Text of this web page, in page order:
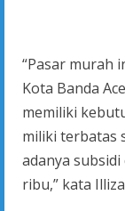
“Pasar murah
Kota Banda
memiliki
miliki terbatas
adanya
ribu,” kata